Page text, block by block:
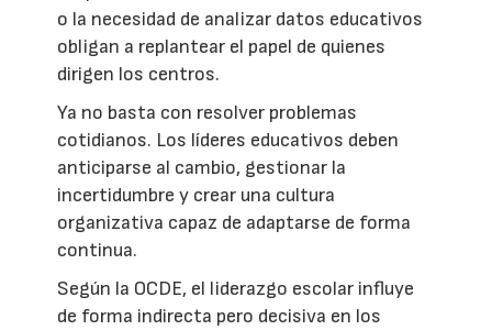
o la necesidad de analizar datos educativos
obligan a replantear el papel de quienes
dirigen los centros.
Ya no basta con resolver problemas
cotidianos. Los líderes educativos deben
anticiparse al cambio, gestionar la
incertidumbre y crear una cultura
organizativa capaz de adaptarse de forma
continua.
Según la OCDE, el liderazgo escolar influye
de forma indirecta pero decisiva en los